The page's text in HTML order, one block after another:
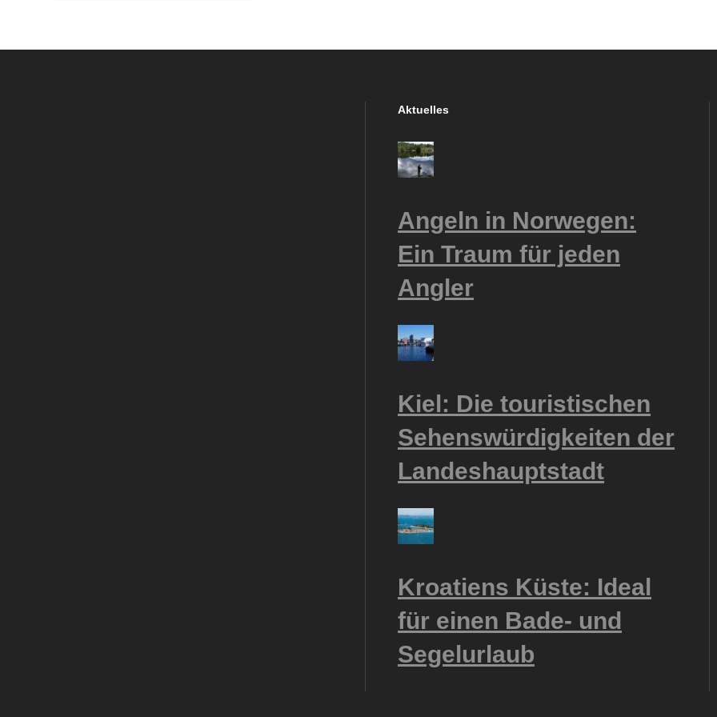
Aktuelles
Angeln in Norwegen:
Ein Traum für jeden
Angler
Kiel: Die touristischen
Sehenswürdigkeiten der
Landeshauptstadt
Kroatiens Küste: Ideal
für einen Bade- und
Segelurlaub